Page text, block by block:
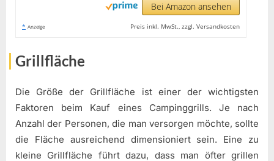
Bei Amazon ansehen
* Anzeige Preis inkl. MwSt., zzgl. Versandkosten
Grillfläche
Die Größe der Grillfläche ist einer der wichtigsten
Faktoren beim Kauf eines Campinggrills. Je nach
Anzahl der Personen, die man versorgen möchte, sollte
die Fläche ausreichend dimensioniert sein. Eine zu
kleine Grillfläche führt dazu, dass man öfter grillen